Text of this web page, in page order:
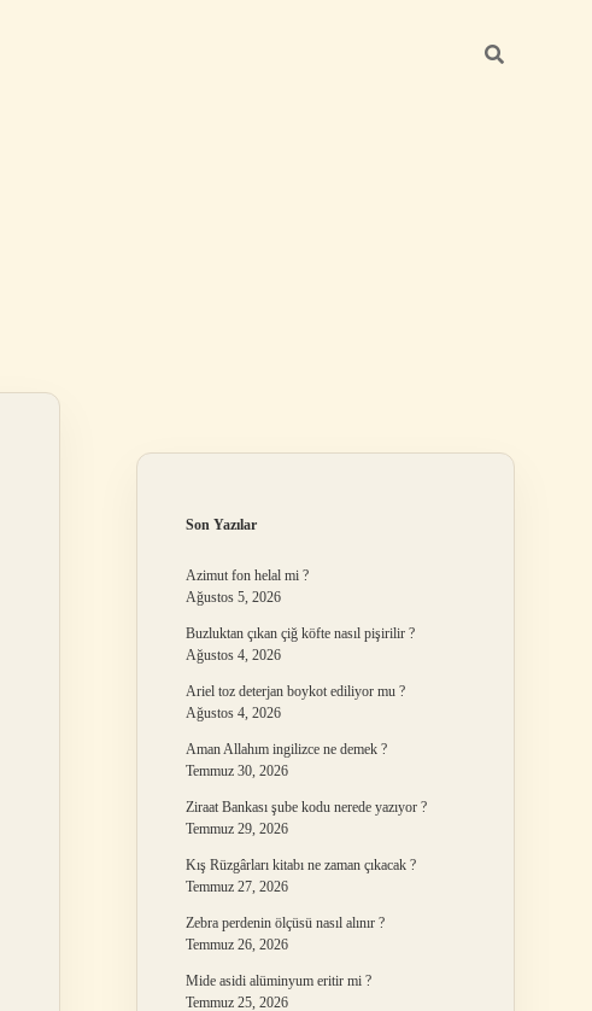
Son Yazılar
Azimut fon helal mi ?
Ağustos 5, 2026
Buzluktan çıkan çiğ köfte nasıl pişirilir ?
Ağustos 4, 2026
Ariel toz deterjan boykot ediliyor mu ?
Ağustos 4, 2026
Aman Allahım ingilizce ne demek ?
Temmuz 30, 2026
Ziraat Bankası şube kodu nerede yazıyor ?
Temmuz 29, 2026
Kış Rüzgârları kitabı ne zaman çıkacak ?
Temmuz 27, 2026
Zebra perdenin ölçüsü nasıl alınır ?
Temmuz 26, 2026
Mide asidi alüminyum eritir mi ?
Temmuz 25, 2026